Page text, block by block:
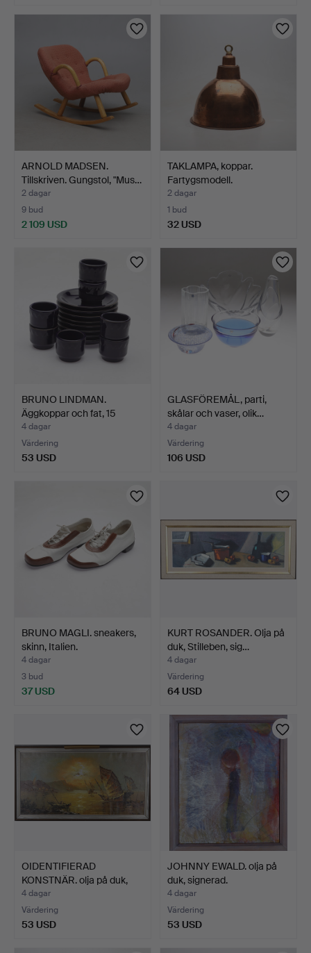
ARNOLD MADSEN.
Tillskriven. Gungstol, "Mus…
2 dagar
9 bud
2 109 USD
TAKLAMPA, koppar.
Fartygsmodell.
2 dagar
1 bud
32 USD
BRUNO LINDMAN.
Äggkoppar och fat, 15
delar…
4 dagar
Värdering
53 USD
GLASFÖREMÅL, parti,
skålar och vaser, olik…
4 dagar
Värdering
106 USD
BRUNO MAGLI. sneakers,
skinn, Italien.
4 dagar
3 bud
37 USD
KURT ROSANDER. Olja på
duk, Stilleben, sig…
4 dagar
Värdering
64 USD
OIDENTIFIERAD
KONSTNÄR. olja på duk,
signe…
4 dagar
Värdering
53 USD
JOHNNY EWALD. olja på
duk, signerad.
4 dagar
Värdering
53 USD